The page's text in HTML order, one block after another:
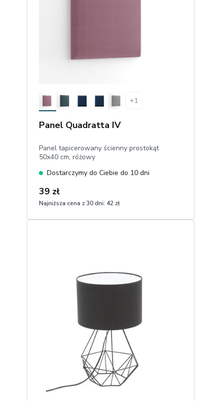
+1
Panel Quadratta IV
Panel tapicerowany ścienny prostokąt
50x40 cm, różowy
Dostarczymy do Ciebie do 10 dni
39 zł
Najniższa cena z 30 dni: 42 zł
1